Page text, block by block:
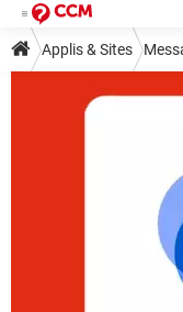
Applis & Sites